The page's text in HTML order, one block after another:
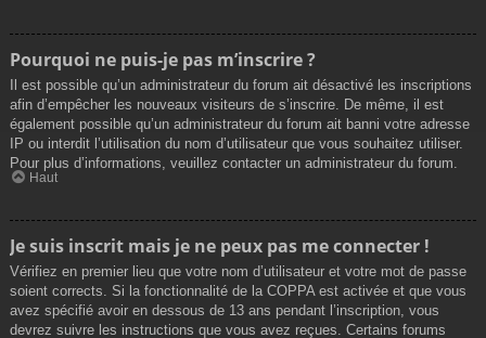
Pourquoi ne puis-je pas m’inscrire ?
Il est possible qu’un administrateur du forum ait désactivé les inscriptions
afin d’empêcher les nouveaux visiteurs de s’inscrire. De même, il est
également possible qu’un administrateur du forum ait banni votre adresse
IP ou interdit l’utilisation du nom d’utilisateur que vous souhaitez utiliser.
Pour plus d’informations, veuillez contacter un administrateur du forum.
Haut
Je suis inscrit mais je ne peux pas me connecter !
Vérifiez en premier lieu que votre nom d’utilisateur et votre mot de passe
soient corrects. Si la fonctionnalité de la COPPA est activée et que vous
avez spécifié avoir en dessous de 13 ans pendant l’inscription, vous
devrez suivre les instructions que vous avez reçues. Certains forums